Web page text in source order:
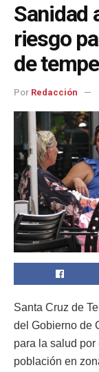
Sanidad
riesgo
de
Por Redacción
Santa Cruz de
del Gobierno de
para la salud
población en